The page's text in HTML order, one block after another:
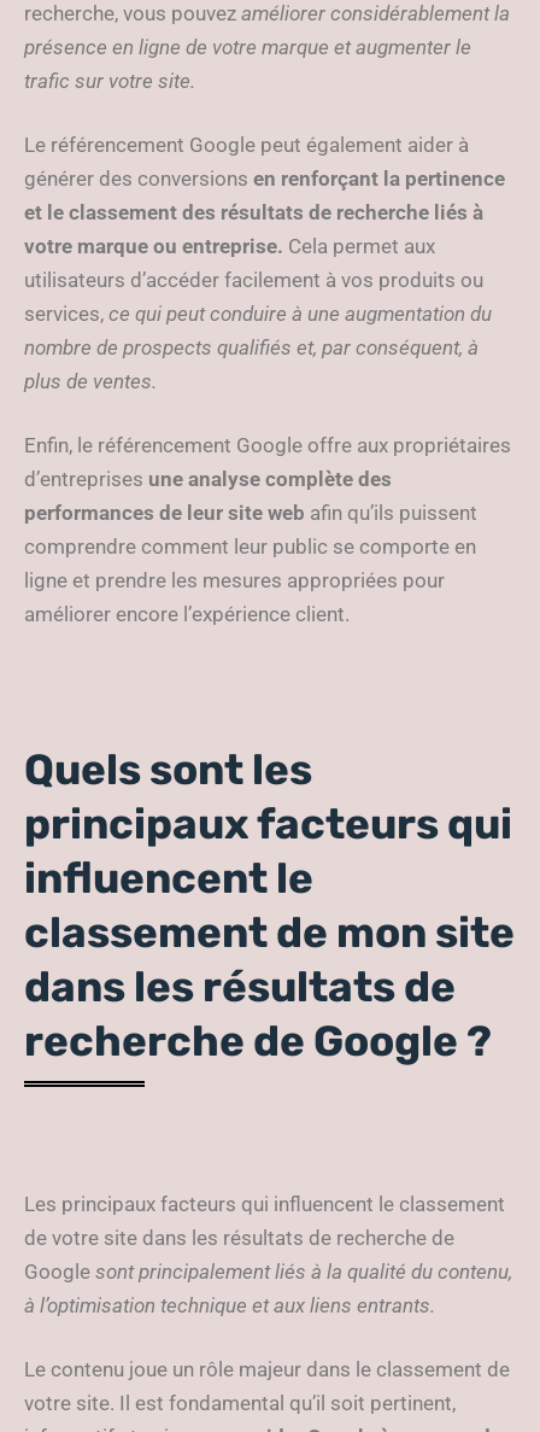
recherche, vous pouvez améliorer considérablement la
présence en ligne de votre marque et augmenter le
trafic sur votre site.
Le référencement Google peut également aider à
générer des conversions en renforçant la pertinence
et le classement des résultats de recherche liés à
votre marque ou entreprise. Cela permet aux
utilisateurs d’accéder facilement à vos produits ou
services, ce qui peut conduire à une augmentation du
nombre de prospects qualifiés et, par conséquent, à
plus de ventes.
Enfin, le référencement Google offre aux propriétaires
d’entreprises une analyse complète des
performances de leur site web afin qu’ils puissent
comprendre comment leur public se comporte en
ligne et prendre les mesures appropriées pour
améliorer encore l’expérience client.
Quels sont les
principaux facteurs qui
influencent le
classement de mon site
dans les résultats de
recherche de Google ?
Les principaux facteurs qui influencent le classement
de votre site dans les résultats de recherche de
Google sont principalement liés à la qualité du contenu,
à l’optimisation technique et aux liens entrants.
Le contenu joue un rôle majeur dans le classement de
votre site. Il est fondamental qu’il soit pertinent,